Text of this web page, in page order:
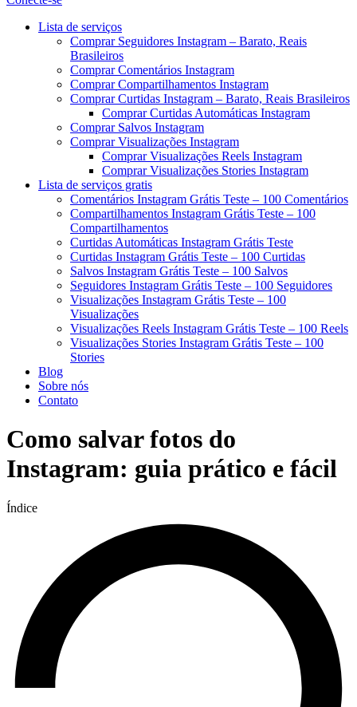
Menu
Lista de serviços
Comprar Seguidores Instagram – Barato, Reais
Brasileiros
Comprar Comentários Instagram
Comprar Compartilhamentos Instagram
Comprar Curtidas Instagram – Barato, Reais Brasileiros
Comprar Curtidas Automáticas Instagram
Comprar Salvos Instagram
Comprar Visualizações Instagram
Comprar Visualizações Reels Instagram
Comprar Visualizações Stories Instagram
Lista de serviços gratis
Comentários Instagram Grátis Teste – 100 Comentários
Compartilhamentos Instagram Grátis Teste – 100
Compartilhamentos
Curtidas Automáticas Instagram Grátis Teste
Curtidas Instagram Grátis Teste – 100 Curtidas
Salvos Instagram Grátis Teste – 100 Salvos
Seguidores Instagram Grátis Teste – 100 Seguidores
Visualizações Instagram Grátis Teste – 100
Visualizações
Visualizações Reels Instagram Grátis Teste – 100 Reels
Visualizações Stories Instagram Grátis Teste – 100
Stories
Blog
Sobre nós
Contato
Como salvar fotos do
Instagram: guia prático e fácil
Índice